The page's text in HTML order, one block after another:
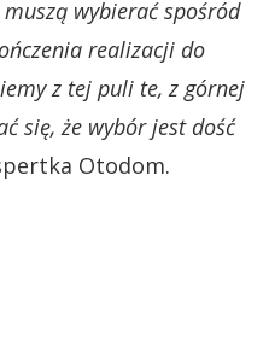
wybierać spośród
realizacji do
z tej puli te, z górnej
się, że wybór jest dość
Otodom.